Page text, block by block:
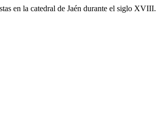
en la catedral de Jaén durante el siglo XVIII.